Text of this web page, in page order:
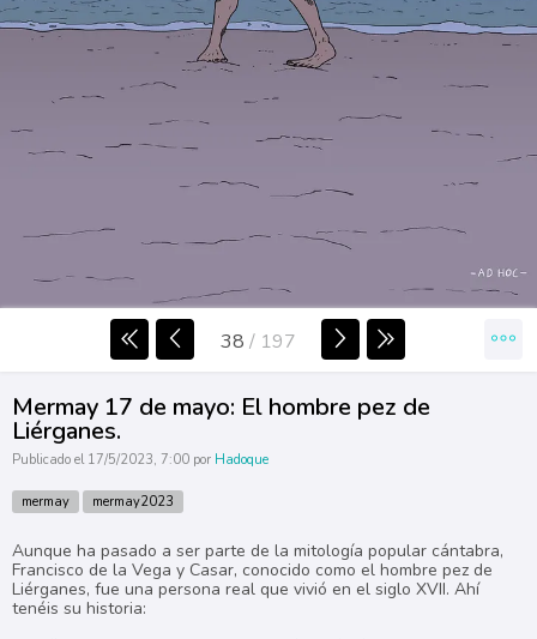
38 / 197
Mermay 17 de mayo: El hombre pez de
Liérganes.
Publicado el 17/5/2023, 7:00 por Hadoque
mermay mermay2023
Aunque ha pasado a ser parte de la mitología popular cántabra,
Francisco de la Vega y Casar, conocido como el hombre pez de
Liérganes, fue una persona real que vivió en el siglo XVII. Ahí
tenéis su historia: